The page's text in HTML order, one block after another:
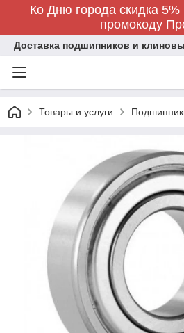
Ко Дню города скидка 5%
промокоду
Доставка подшипников и
Товары и услуги